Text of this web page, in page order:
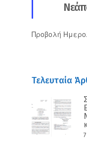
Προβολή
Τελευταία